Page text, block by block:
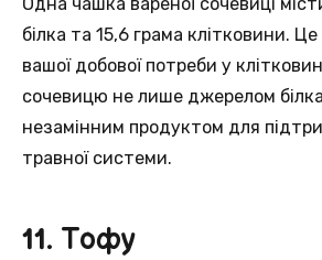
білка та 15,6 грама клітковини.
вашої добової потреби у
сочевицю не лише джерелом
незамінним продуктом для
травної системи.
11. Тофу